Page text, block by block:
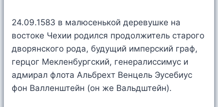
24.09.1583 в малюсенькой деревушке на
востоке Чехии родился продолжитель старого
дворянского рода, будущий имперский граф,
герцог Мекленбургский, генералиссимус и
адмирал флота Альбрехт Венцель Эусебиус
фон Валленштейн (он же Вальдштейн).